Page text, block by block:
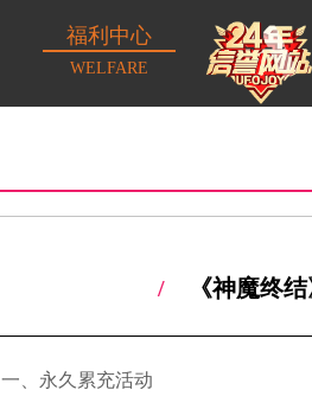
福利中心
WELFARE
/ 《神魔终
一、永久累充活动